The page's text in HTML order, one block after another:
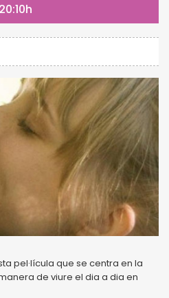
20:10h
pel·lícula que se centra en la
de viure el dia a dia en